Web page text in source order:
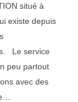
situé à
existe depuis
Le service
peu partout
avec des